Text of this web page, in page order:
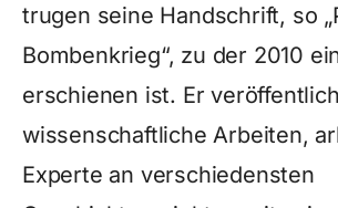
trugen seine Handschrift, so
Bombenkrieg“, zu der 2010
erschienen ist. Er
wissenschaftliche Arbeiten,
Experte an verschiedensten